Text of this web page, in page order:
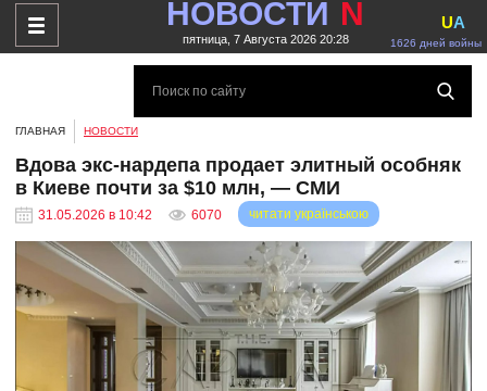
НОВОСТИ N
пятница, 7 Августа 2026 20:28 1626 дней войны
UA
ГЛАВНАЯ НОВОСТИ
Вдова экс-нардепа продает элитный особняк
в Киеве почти за $10 млн, — СМИ
31.05.2026 в 10:42 6070 читати українською